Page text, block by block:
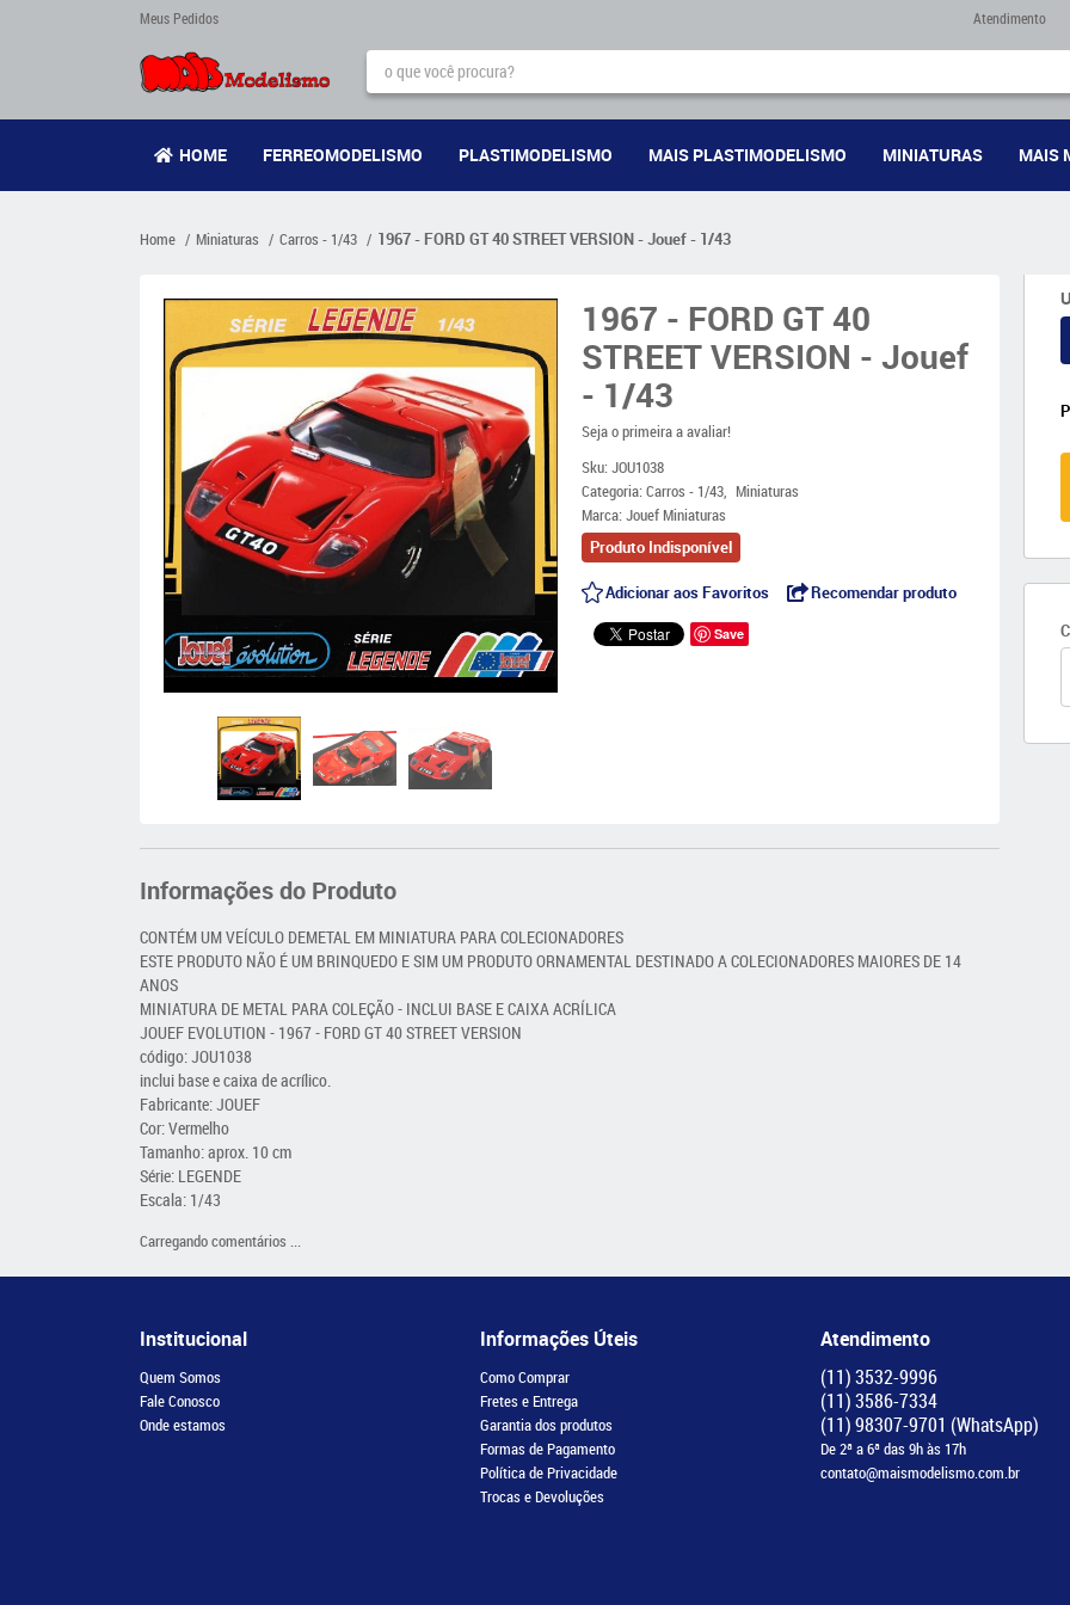
Meus Pedidos Atendimento
HOME FERREOMODELISMO PLASTIMODELISMO MAIS PLASTIMODELISMO MINIATURAS MAIS
Home Miniaturas Carros - 1/43 1967 - FORD GT 40 STREET VERSION - Jouef - 1/43
1967 - FORD GT 40
STREET VERSION - Jouef
- 1/43
Seja o primeira a avaliar!
Sku:JOU1038
Categoria:Carros - 1/43
Miniaturas
Marca:Jouef Miniaturas
Produto Indisponível
Adicionar aos Favoritos Recomendar produto
Save
Informações do Produto
CONTÉM UM VEÍCULO DEMETAL EM MINIATURA PARA COLECIONADORES
ESTE PRODUTO NÃO É UM BRINQUEDO E SIM UM PRODUTO ORNAMENTAL DESTINADO A COLECIONADORES MAIORES DE 14
ANOS
MINIATURA DE METAL PARA COLEÇÃO - INCLUI BASE E CAIXA ACRÍLICA
JOUEF EVOLUTION - 1967 - FORD GT 40 STREET VERSION
código: JOU1038
inclui base e caixa de acrílico.
Fabricante: JOUEF
Cor: Vermelho
Tamanho: aprox. 10 cm
Série: LEGENDE
Escala: 1/43
Carregando comentários ...
Institucional
Quem Somos
Fale Conosco
Onde estamos
Informações Úteis
Como Comprar
Fretes e Entrega
Garantia dos produtos
Formas de Pagamento
Política de Privacidade
Trocas e Devoluções
Atendimento
(11)3532-9996
(11)3586-7334
(11)98307-9701 (WhatsApp)
De 2ª a 6ª das 9h às 17h
contato@maismodelismo.com.br